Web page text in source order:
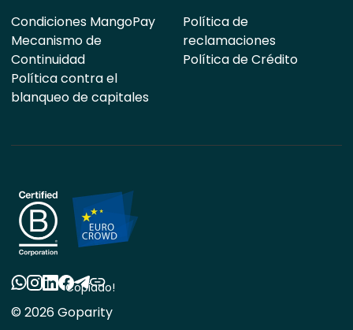
Condiciones MangoPay
Mecanismo de
Continuidad
Política contra el
blanqueo de capitales
Política de
reclamaciones
Política de Crédito
© 2026 Goparity
Copiado!